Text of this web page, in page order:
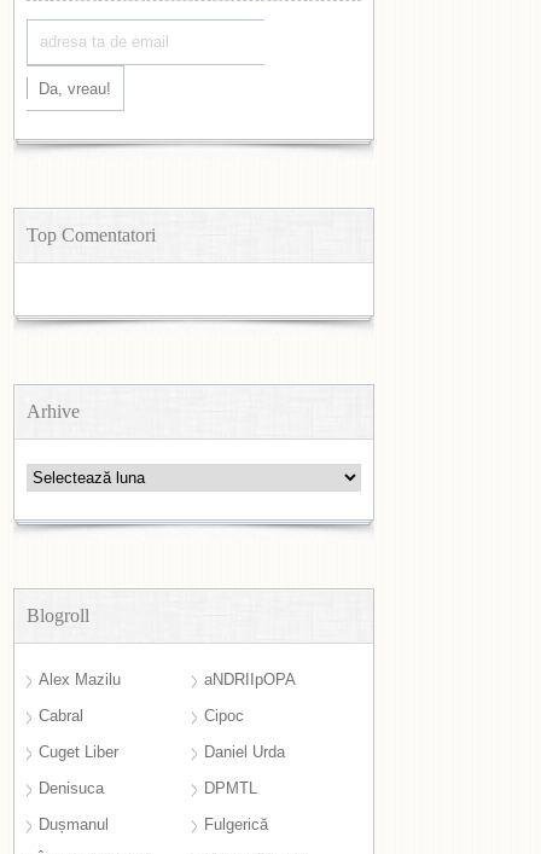
Top Comentatori
Arhive
Arhive
Blogroll
Alex Mazilu
aNDRIIpOPA
Cabral
Cipoc
Cuget Liber
Daniel Urda
Denisuca
DPMTL
Dușmanul
Fulgerică